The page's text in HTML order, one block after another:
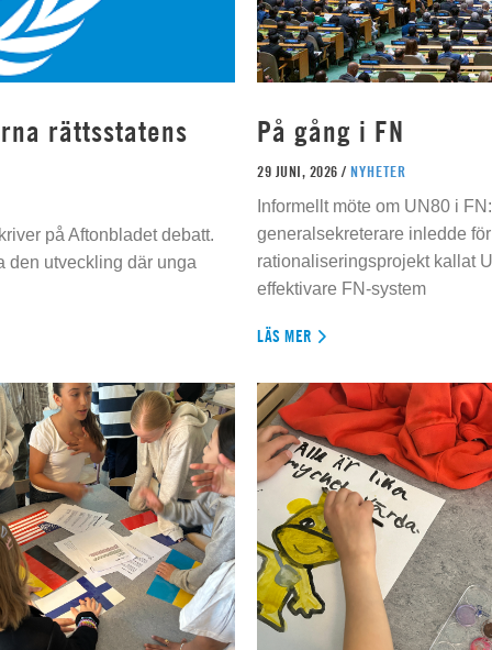
rättsstatens
på Aftonbladet debatt.
den utveckling där unga
På gång i FN
29 JUNI, 2026 / NYHETER
Informellt möte om UN80 i
generalsekreterare inledde
rationaliseringsprojekt kallat
effektivare FN-system
LÄS MER